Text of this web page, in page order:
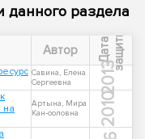
данного раздела
Автор Д
а
т
а
з
а
щ
и
ты
Савина, Елена
Сергеевна
2013
на
Артына, Мира
Кан-ооловна
2010